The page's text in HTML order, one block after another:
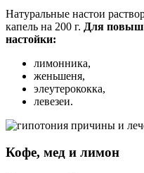
Натуральные настои
капель на 200 г. Для
настойки:
лимонника,
женьшеня,
элеутерококка,
левезеи.
Кофе, мед и лимон